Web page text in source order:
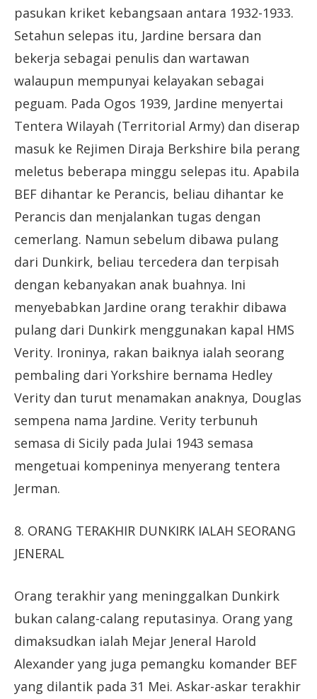
pasukan kriket kebangsaan antara 1932-1933.
Setahun selepas itu, Jardine bersara dan
bekerja sebagai penulis dan wartawan
walaupun mempunyai kelayakan sebagai
peguam. Pada Ogos 1939, Jardine menyertai
Tentera Wilayah (Territorial Army) dan diserap
masuk ke Rejimen Diraja Berkshire bila perang
meletus beberapa minggu selepas itu. Apabila
BEF dihantar ke Perancis, beliau dihantar ke
Perancis dan menjalankan tugas dengan
cemerlang. Namun sebelum dibawa pulang
dari Dunkirk, beliau tercedera dan terpisah
dengan kebanyakan anak buahnya. Ini
menyebabkan Jardine orang terakhir dibawa
pulang dari Dunkirk menggunakan kapal HMS
Verity. Ironinya, rakan baiknya ialah seorang
pembaling dari Yorkshire bernama Hedley
Verity dan turut menamakan anaknya, Douglas
sempena nama Jardine. Verity terbunuh
semasa di Sicily pada Julai 1943 semasa
mengetuai kompeninya menyerang tentera
Jerman.
8. ORANG TERAKHIR DUNKIRK IALAH SEORANG
JENERAL
Orang terakhir yang meninggalkan Dunkirk
bukan calang-calang reputasinya. Orang yang
dimaksudkan ialah Mejar Jeneral Harold
Alexander yang juga pemangku komander BEF
yang dilantik pada 31 Mei. Askar-askar terakhir